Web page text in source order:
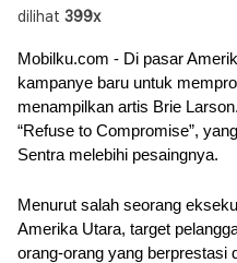
dilihat 399x
Mobilku.com - Di pasar
kampanye baru untuk
menampilkan artis Brie
“Refuse to Compromise”,
Sentra melebihi pesaingnya.
Menurut salah seorang
Amerika Utara, target
orang-orang yang berprestasi